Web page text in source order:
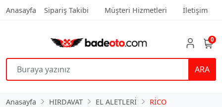
Anasayfa Sipariş Takibi Müşteri Hizmetleri İletişim
ARA
0
Anasayfa HIRDAVAT EL ALETLERİ RİCO